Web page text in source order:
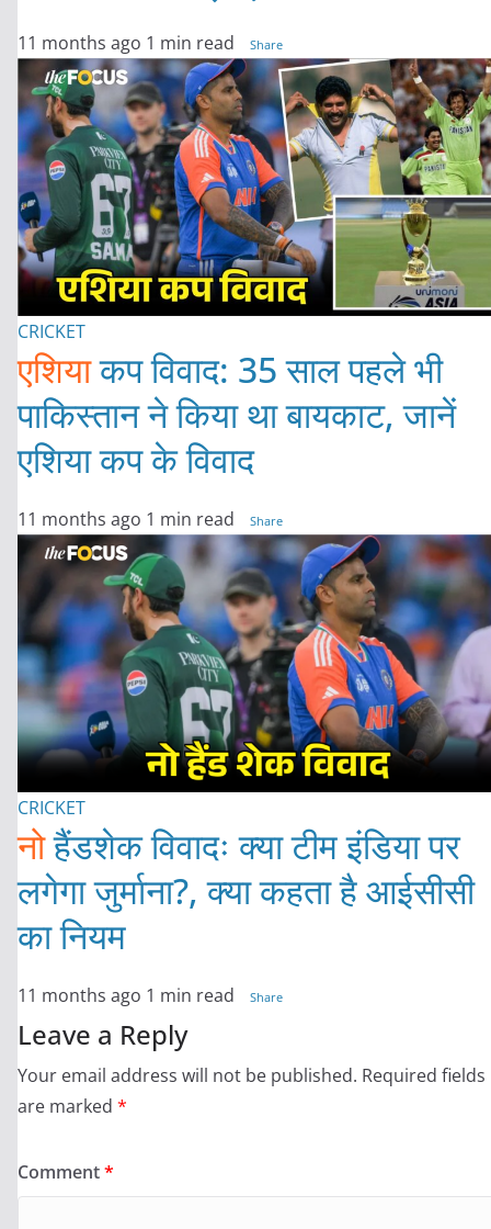
11 months ago 1 min read Share
CRICKET
एशियाकप विवाद: 35 साल पहले भी
पाकिस्तान ने किया था बायकाट, जानें
एशिया कप के विवाद
11 months ago 1 min read Share
CRICKET
नोहैंडशेक विवादः क्या टीम इंडिया पर
लगेगा जुर्माना?, क्या कहता है आईसीसी
का नियम
11 months ago 1 min read Share
Leave a Reply
Your email address will not be published. Required fields
are marked *
Comment*